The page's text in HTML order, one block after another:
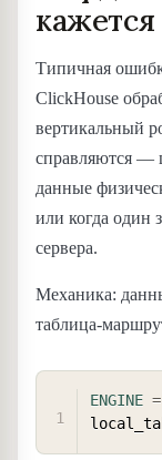
кажется
Типичная
ClickHouse
вертикальный
справляются —
данные
или когда один
сервера.
Механика:
таблица-
ENGINE =